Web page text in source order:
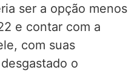
ser a opção menos
e contar com a
com suas
o